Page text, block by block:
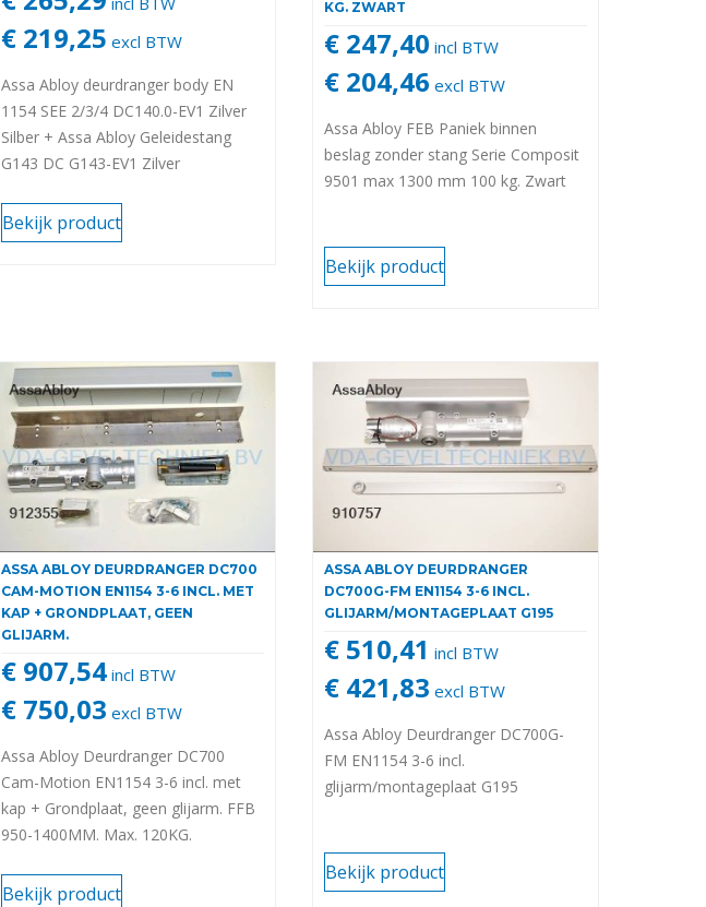
€ 219,25 excl BTW
Assa Abloy deurdranger body EN
1154 SEE 2/3/4 DC140.0-EV1 Zilver
Silber + Assa Abloy Geleidestang
G143 DC G143-EV1 Zilver
Bekijk product
KG. ZWART
€ 247,40 incl BTW
€ 204,46 excl BTW
Assa Abloy FEB Paniek binnen
beslag zonder stang Serie Composit
9501 max 1300 mm 100 kg. Zwart
Bekijk product
ASSA ABLOY DEURDRANGER DC700
CAM-MOTION EN1154 3-6 INCL. MET
KAP + GRONDPLAAT, GEEN
GLIJARM.
€ 907,54 incl BTW
€ 750,03 excl BTW
Assa Abloy Deurdranger DC700
Cam-Motion EN1154 3-6 incl. met
kap + Grondplaat, geen glijarm. FFB
950-1400MM. Max. 120KG.
Bekijk product
ASSA ABLOY DEURDRANGER
DC700G-FM EN1154 3-6 INCL.
GLIJARM/MONTAGEPLAAT G195
€ 510,41 incl BTW
€ 421,83 excl BTW
Assa Abloy Deurdranger DC700G-
FM EN1154 3-6 incl.
glijarm/montageplaat G195
Bekijk product